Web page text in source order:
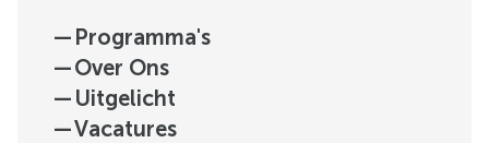
— Programma's
—Over Ons
— Uitgelicht
—Vacatures